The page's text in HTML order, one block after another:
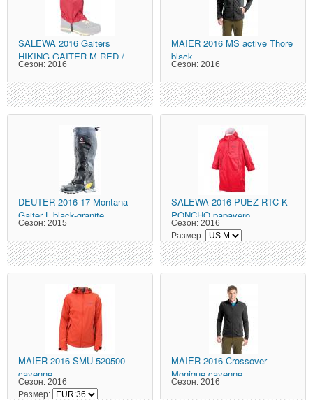
SALEWA 2016 Gaiters
HIKING GAITER M RED /
Сезон: 2016
MAIER 2016 MS active Thore
black
Сезон: 2016
DEUTER 2016-17 Montana
Gaiter L black-granite
Сезон: 2015
SALEWA 2016 PUEZ RTC K
PONCHO papavero
Сезон: 2016
Размер:
MAIER 2016 SMU 520500
cayenne
Сезон: 2016
Размер:
MAIER 2016 Crossover
Monique cayenne
Сезон: 2016